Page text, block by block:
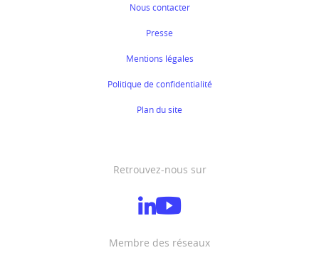
Nous contacter
Presse
Mentions légales
Politique de confidentialité
Plan du site
Retrouvez-nous sur
Membre des réseaux